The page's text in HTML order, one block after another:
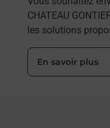
CHATEAU
les solutions
En savoir plus